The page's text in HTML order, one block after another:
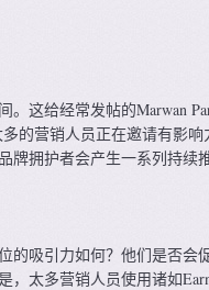
这给经常发帖的Marwan
的营销人员正在邀请有影
拥护者会产生一系列持续
吸引力如何？他们是否会
太多营销人员使用诸如